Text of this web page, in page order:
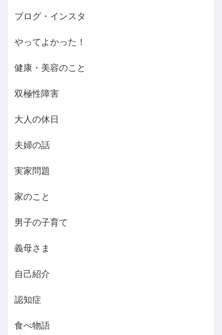
ブログ・インスタ
やってよかった！
健康・美容のこと
双極性障害
大人の休日
夫婦の話
実家問題
家のこと
男子の子育て
義母さま
自己紹介
認知症
食べ物語